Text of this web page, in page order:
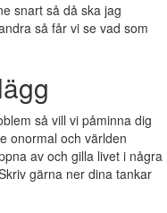
snart så då ska jag
så får vi se vad som
så vill vi påminna dig
onormal och världen
av och gilla livet i några
gärna ner dina tankar